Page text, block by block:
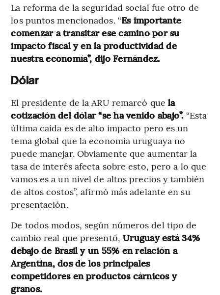
La reforma de la seguridad social fue otro de
los puntos mencionados. “Es importante
comenzar a transitar ese camino por su
impacto fiscal y en la productividad de
nuestra economía”, dijo Fernández.
Dólar
El presidente de la ARU remarcó que la
cotización del dólar “se ha venido abajo”. “Esta
última caída es de alto impacto pero es un
tema global que la economía uruguaya no
puede manejar. Obviamente que aumentar la
tasa de interés afecta sobre esto, pero a lo que
vamos es a un nivel de altos precios y también
de altos costos”, afirmó más adelante en su
presentación.
De todos modos, según números del tipo de
cambio real que presentó, Uruguay está 34%
debajo de Brasil y un 55% en relación a
Argentina, dos de los principales
competidores en productos cárnicos y
granos.